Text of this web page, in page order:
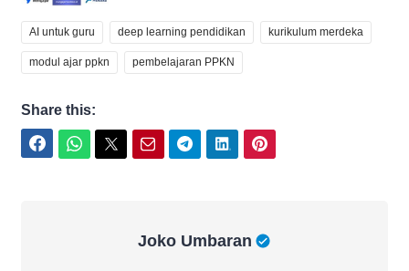
AI untuk guru deep learning pendidikan kurikulum merdeka
modul ajar ppkn pembelajaran PPKN
Share this:
Joko Umbaran